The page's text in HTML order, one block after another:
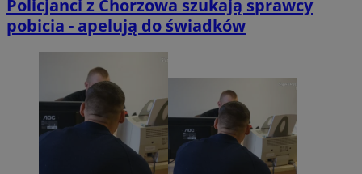
Policjanci z Chorzowa szukają sprawcy
pobicia - apelują do świadków